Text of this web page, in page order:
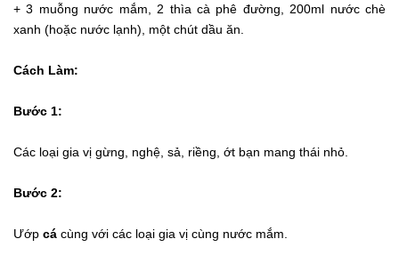
+ 3 muỗng nước mắm, 2 thìa cà phê đường, 200ml nước chè
xanh (hoặc nước lạnh), một chút dầu ăn.
Cách Làm:
Bước 1:
Các loại gia vị gừng, nghệ, sả, riềng, ớt bạn mang thái nhỏ.
Bước 2:
Ướp cá cùng với các loại gia vị cùng nước mắm.